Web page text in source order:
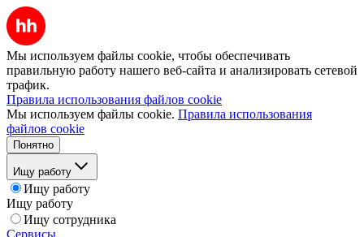
Мы используем файлы cookie, чтобы обеспечивать
правильную работу нашего веб-сайта и анализировать сетевой
трафик.
Правила использования файлов cookie
Мы используем файлы cookie. Правила использования
файлов cookie
Понятно
Ищу работу
Ищу работу
Ищу работу
Ищу сотрудника
Сервисы